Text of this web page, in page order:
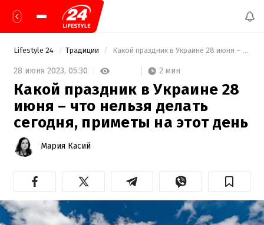
Lifestyle 24 Традиции Какой праздник в Украине 28 июня – что нельзя делать сегодня, приметы на этот день
28 июня 2023, 05:30 2 мин
Какой праздник в Украине 28
июня – что нельзя делать
сегодня, приметы на этот день
Мария Касий